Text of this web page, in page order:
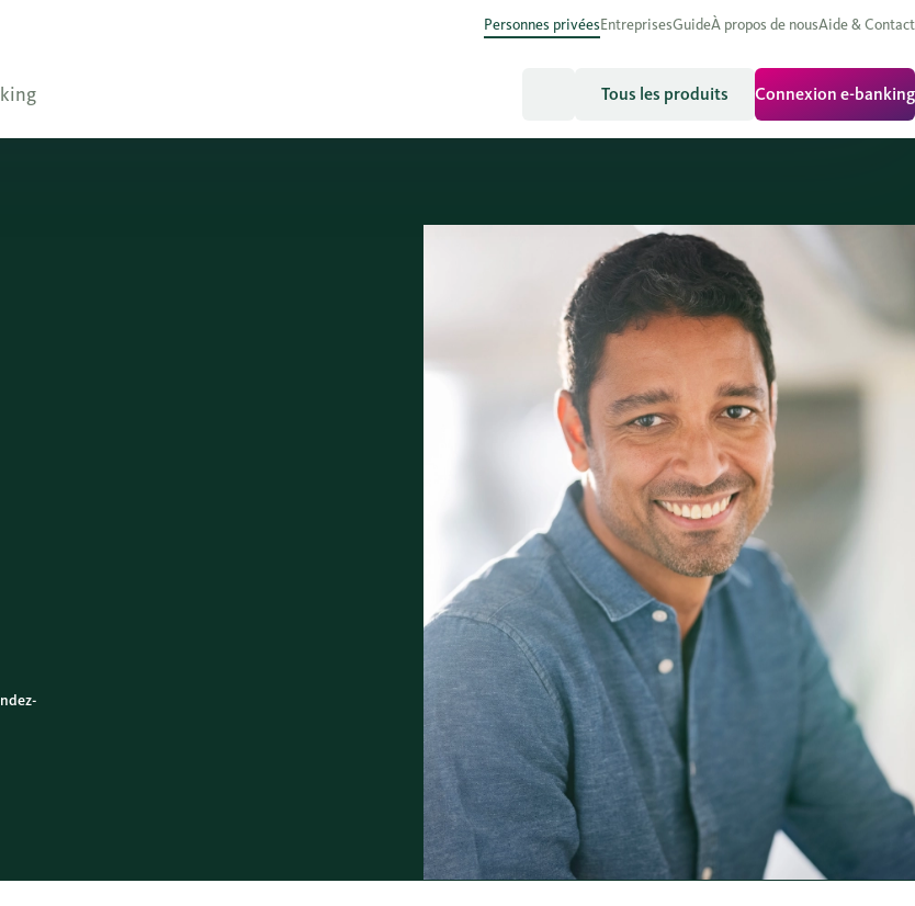
Personnes privéesEntreprisesGuideÀ propos de nousAide & Contact
Tous les produits Connexion e-banking